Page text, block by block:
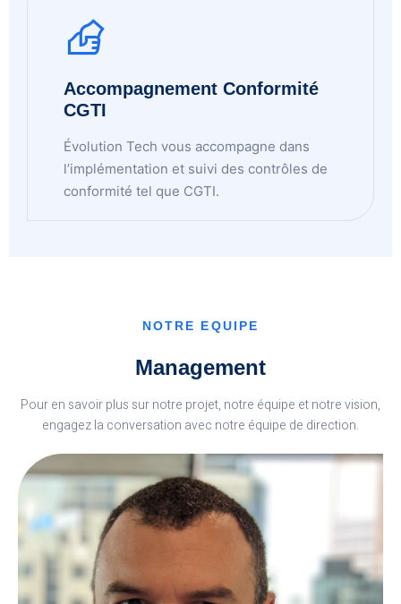
Accompagnement Conformité
CGTI
Évolution Tech vous accompagne dans
l’implémentation et suivi des contrôles de
conformité tel que CGTI.
NOTRE EQUIPE
Management
Pour en savoir plus sur notre projet, notre équipe et notre vision,
engagez la conversation avec notre équipe de direction.